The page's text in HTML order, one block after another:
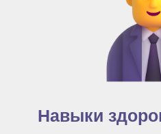
Навыки